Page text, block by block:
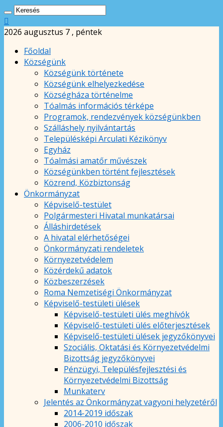
2026 augusztus 7 , péntek
Főoldal
Községünk
Községünk története
Községünk elhelyezkedése
Községháza történelme
Tóalmás információs térképe
Programok, rendezvények községünkben
Szálláshely nyilvántartás
Településképi Arculati Kézikönyv
Egyház
Tóalmási amatőr művészek
Községünkben történt fejlesztések
Közrend, Közbiztonság
Önkormányzat
Képviselő-testület
Polgármesteri Hivatal munkatársai
Álláshirdetések
A hivatal elérhetőségei
Önkormányzati rendeletek
Környezetvédelem
Közérdekű adatok
Közbeszerzések
Roma Nemzetiségi Önkormányzat
Képviselő-testületi ülések
Képviselő-testületi ülés meghívók
Képviselő-testületi ülés előterjesztések
Képviselő-testületi ülések jegyzőkönyvei
Szociális, Oktatási és Környezetvédelmi
Bizottság jegyzőkönyvei
Pénzügyi, Településfejlesztési és
Környezetvédelmi Bizottság
Munkaterv
Jelentés az Önkormányzat vagyoni helyzetéről
2014-2019 időszak
2006-2010 időszak